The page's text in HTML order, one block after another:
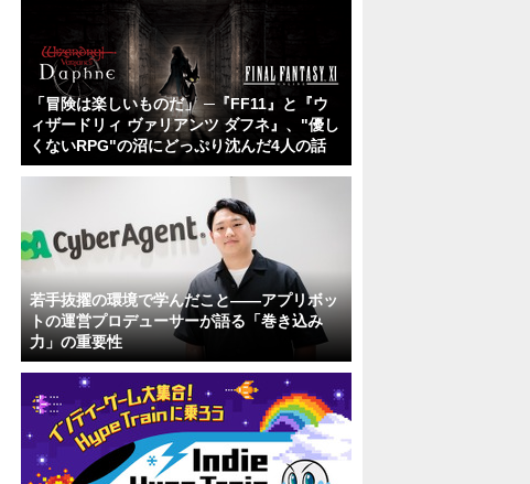
「冒険は楽しいものだ」 ─『FF11』と『ウ
ィザードリィ ヴァリアンツ ダフネ』、"優し
くないRPG"の沼にどっぷり沈んだ4人の話
若手抜擢の環境で学んだこと――アプリボッ
トの運営プロデューサーが語る「巻き込み
力」の重要性